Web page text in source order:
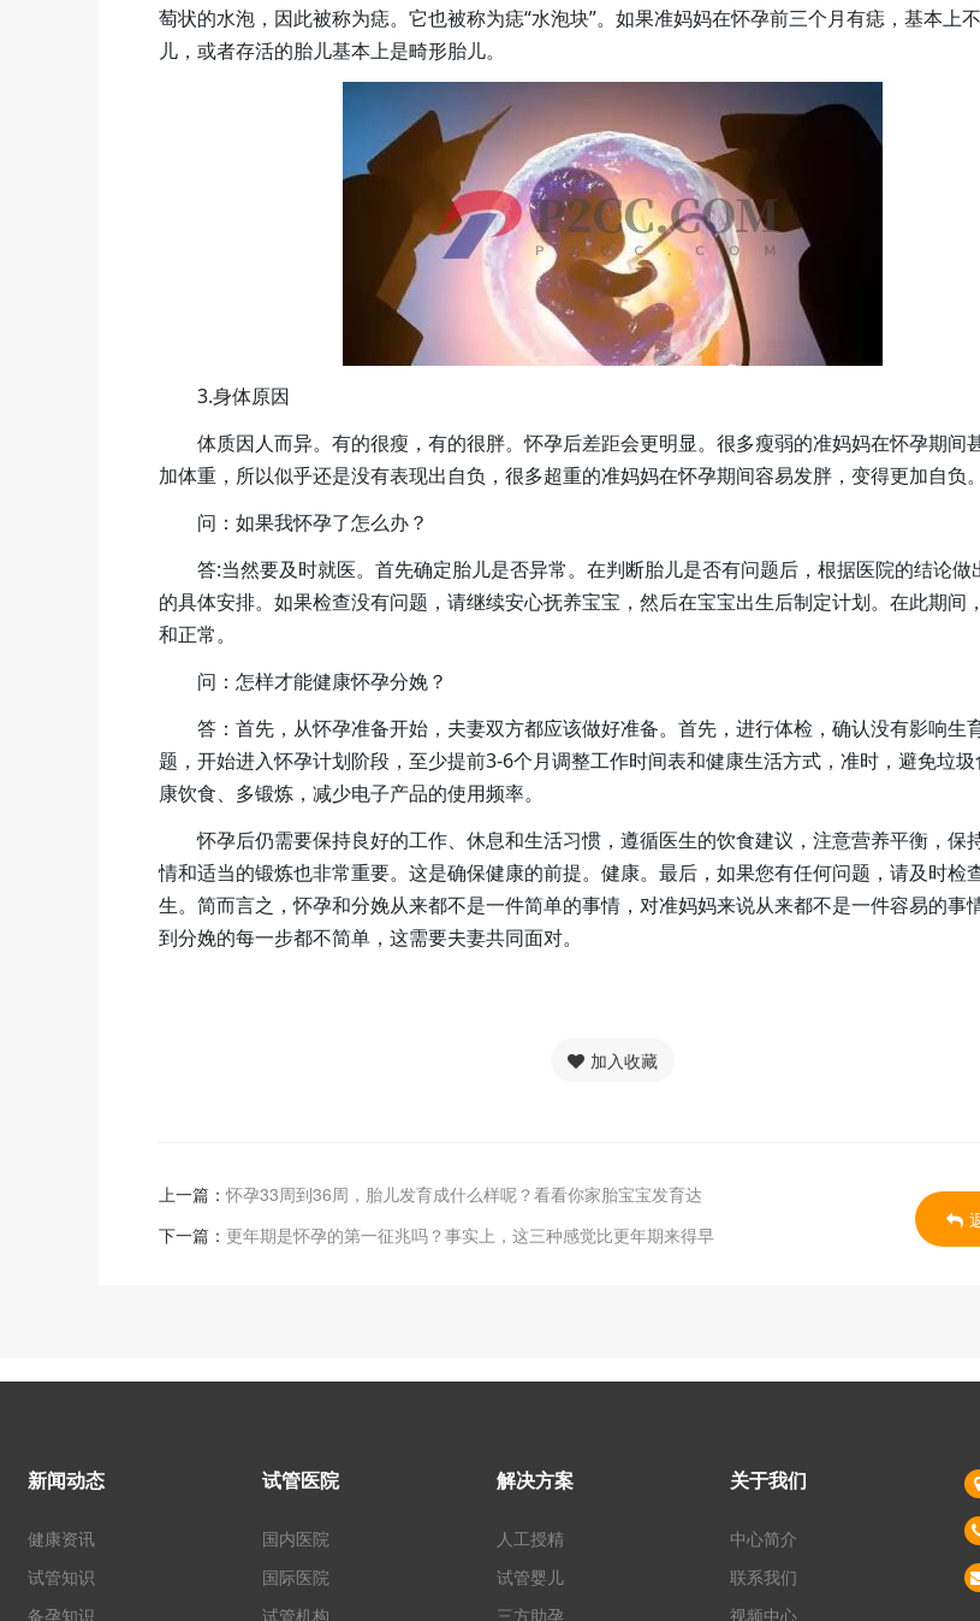
萄状的水泡，因此被称为痣。它也被称为痣“水泡块”。如果准妈妈在怀孕前三个月有痣，基本上
儿，或者存活的胎儿基本上是畸形胎儿。
3.身体原因
体质因人而异。有的很瘦，有的很胖。怀孕后差距会更明显。很多瘦弱的准妈妈在怀孕期间
加体重，所以似乎还是没有表现出自负，很多超重的准妈妈在怀孕期间容易发胖，变得更加自负。
问：如果我怀孕了怎么办？
答:当然要及时就医。首先确定胎儿是否异常。在判断胎儿是否有问题后，根据医院的结论做
的具体安排。如果检查没有问题，请继续安心抚养宝宝，然后在宝宝出生后制定计划。在此期间
和正常。
问：怎样才能健康怀孕分娩？
答：首先，从怀孕准备开始，夫妻双方都应该做好准备。首先，进行体检，确认没有影响生
题，开始进入怀孕计划阶段，至少提前3-6个月调整工作时间表和健康生活方式，准时，避免垃
康饮食、多锻炼，减少电子产品的使用频率。
怀孕后仍需要保持良好的工作、休息和生活习惯，遵循医生的饮食建议，注意营养平衡，保
情和适当的锻炼也非常重要。这是确保健康的前提。健康。最后，如果您有任何问题，请及时检
生。简而言之，怀孕和分娩从来都不是一件简单的事情，对准妈妈来说从来都不是一件容易的事
到分娩的每一步都不简单，这需要夫妻共同面对。
加入收藏
上一篇：怀孕33周到36周，胎儿发育成什么样呢？看看你家胎宝宝发育达
下一篇： 更年期是怀孕的第一征兆吗？事实上，这三种感觉比更年期来得早
新闻动态
健康资讯
试管知识
备孕知识
试管医院
国内医院
国际医院
试管机构
解决方案
人工授精
试管婴儿
三方助孕
关于我们
中心简介
联系我们
视频中心